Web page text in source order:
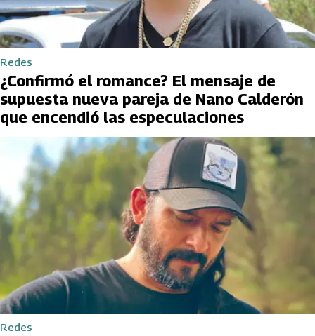
Redes
¿Confirmó el romance? El mensaje de
supuesta nueva pareja de Nano Calderón
que encendió las especulaciones
Redes